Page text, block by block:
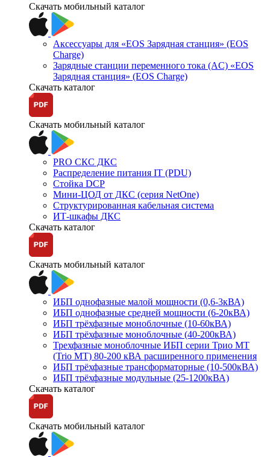
Скачать мобильный каталог
Аксессуары для «EOS Зарядная станция» (EOS
Charge)
Зарядные станции переменного тока (AC) «EOS
Зарядная станция» (EOS Charge)
Скачать каталог
Скачать мобильный каталог
PRO СКС ДКС
Распределение питания IT (PDU)
Стойка DCP
Мини-ЦОД от ДКС (серия NetOne)
Структурированная кабельная система
ИТ-шкафы ДКС
Скачать каталог
Скачать мобильный каталог
ИБП однофазные малой мощности (0,6-3кВА)
ИБП однофазные средней мощности (6-20кВА)
ИБП трёхфазные моноблочные (10-60кВА)
ИБП трёхфазные моноблочные (40-200кВА)
Трехфазные моноблочные ИБП серии Трио МТ
(Trio MT) 80-200 кВА расширенного применения
ИБП трёхфазные трансформаторные (10-500кВА)
ИБП трёхфазные модульные (25-1200кВА)
Скачать каталог
Скачать мобильный каталог